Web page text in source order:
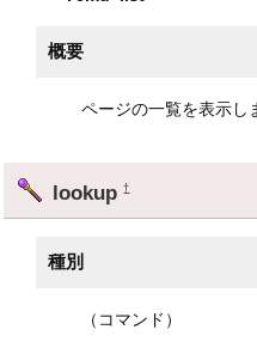
概要
ページの一覧を表示し
lookup†
種別
（コマンド）